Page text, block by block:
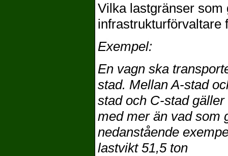
Vilka lastgränser som
infrastrukturförvaltare
Exempel:
En vagn ska
stad. Mellan A-stad
stad och C-stad
med mer än vad som
nedanstående
lastvikt 51,5 ton